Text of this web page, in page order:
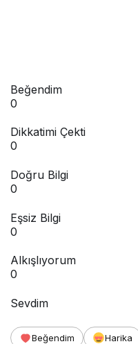
Beğendim
0
Dikkatimi Çekti
0
Doğru Bilgi
0
Eşsiz Bilgi
0
Alkışlıyorum
0
Sevdim
Beğendim Harika